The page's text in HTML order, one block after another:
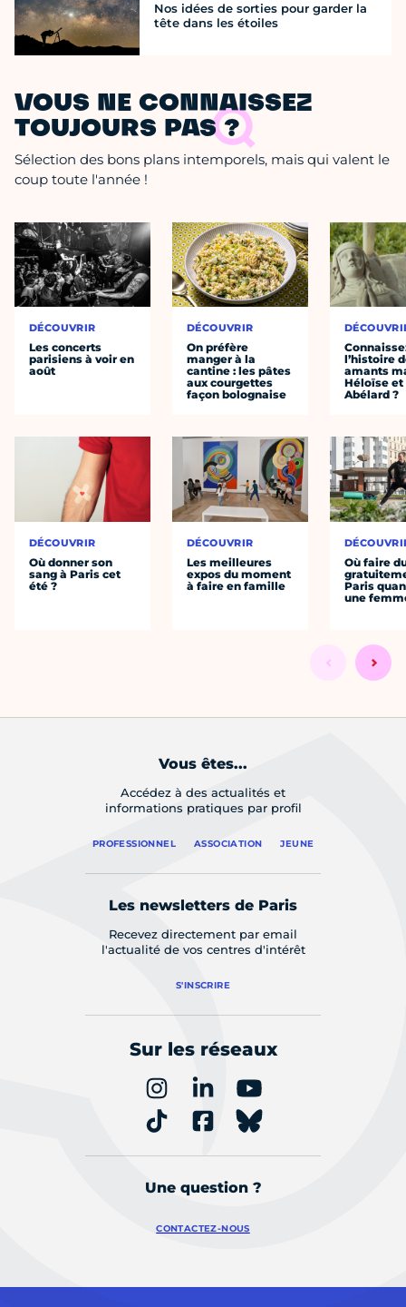
Nos idées de sorties pour garder la
tête dans les étoiles
VOUS NE CONNAISSEZ
TOUJOURS PAS ?
Sélection des bons plans intemporels, mais qui valent le
coup toute l'année !
DÉCOUVRIR
Les concerts
parisiens à voir en
août
DÉCOUVRIR
Où donner son
sang à Paris cet
été ?
DÉCOUVRIR
On préfère
manger à la
cantine : les pâtes
aux courgettes
façon bolognaise
DÉCOUVRIR
Les meilleures
expos du moment
à faire en famille
l’histoire
amants
Héloïse et
Abélard ?
Où faire
Paris
une
Vous êtes...
Accédez à des actualités et
informations pratiques par profil
PROFESSIONNEL ASSOCIATION JEUNE
Les newsletters de Paris
Recevez directement par email
l'actualité de vos centres d'intérêt
S'INSCRIRE
Sur les réseaux
Une question ?
CONTACTEZ-NOUS